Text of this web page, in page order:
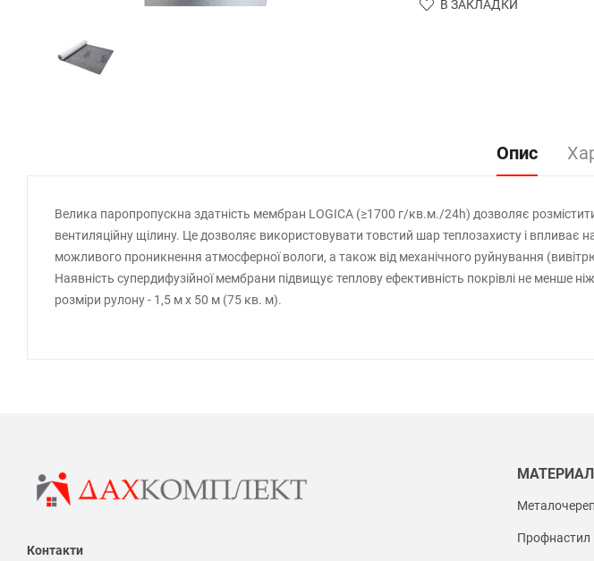
В ЗАКЛАДКИ
Опис
Велика паропропускна здатність мембран LOGICA (≥1700 г/кв.м./24h) дозволяє
вентиляційну щілину. Це дозволяє використовувати товстий шар теплозахисту і впливає
можливого проникнення атмосферної вологи, а також від механічного руйнування
Наявність супердифузійної мембрани підвищує теплову ефективність покрівлі не менше
розміри рулону - 1,5 м х 50 м (75 кв. м).
Контакти
Профнастил